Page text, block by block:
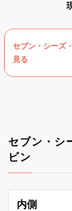
セブン・シーズ
見る
セブン・シ
ビン
内側